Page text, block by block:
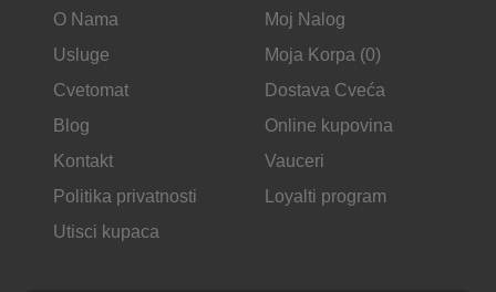
O Nama
Usluge
Cvetomat
Blog
Kontakt
Politika privatnosti
Utisci kupaca
Moj Nalog
Moja Korpa (0)
Dostava Cveća
Online kupovina
Vauceri
Loyalti program